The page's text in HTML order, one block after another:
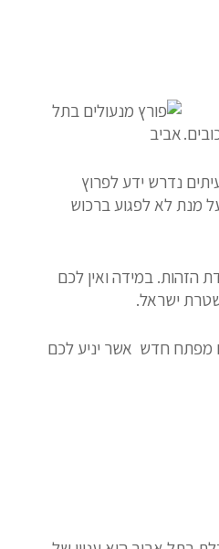
נדרש ידע לפרוץ
מנת לא לפגוע ברכוש
הזהות. במידה ואין לכם
ישראל.
מפתח חדש אשר יניע לכם